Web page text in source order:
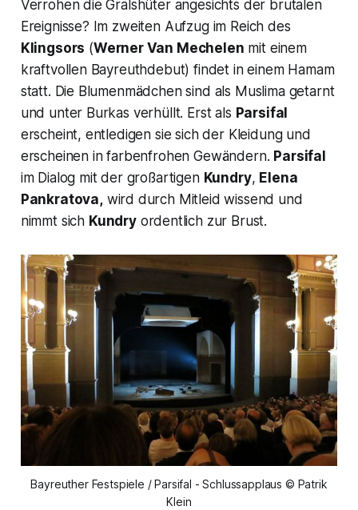
Verrohen die Gralshüter angesichts der brutalen
Ereignisse? Im zweiten Aufzug im Reich des
Klingsors (Werner Van Mechelen mit einem
kraftvollen Bayreuthdebut) findet in einem Hamam
statt. Die Blumenmädchen sind als Muslima getarnt
und unter Burkas verhüllt. Erst als Parsifal
erscheint, entledigen sie sich der Kleidung und
erscheinen in farbenfrohen Gewändern. Parsifal
im Dialog mit der großartigen Kundry, Elena
Pankratova,wird durch Mitleid wissend und
nimmt sich Kundry ordentlich zur Brust.
Bayreuther Festspiele / Parsifal - Schlussapplaus © Patrik
Klein